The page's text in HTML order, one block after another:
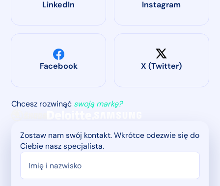
LinkedIn Instagram
Facebook X (Twitter)
Chcesz rozwinąć swoją markę?
Zostaw nam swój kontakt. Wkrótce odezwie się do
Ciebie nasz specjalista.